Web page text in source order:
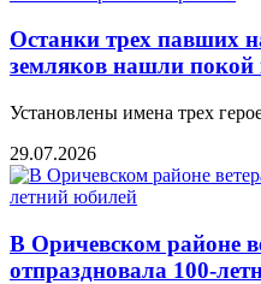
Останки трех павших
земляков нашли
Установлены имена трех
29.07.2026
В Оричевском районе
отпраздновала 100-